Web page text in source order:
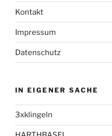
Kontakt
Impressum
Datenschutz
IN EIGENER SACHE
3xklingeln